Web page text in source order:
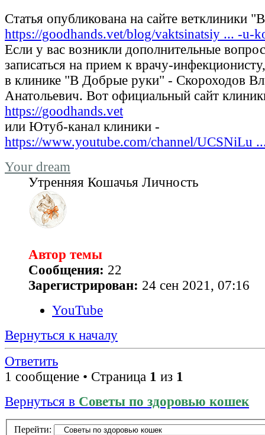
Статья опубликована на сайте ветклиники
https://goodhands.vet/blog/vaktsinatsiy ... -u-
Если у вас возникли дополнительные
записаться на прием к врачу-
в клинике "В Добрые руки" - Скороходов
Анатольевич. Вот официальный сайт
https://goodhands.vet
или Ютуб-канал клиники -
https://www.youtube.com/channel/UCSNiLu
Your dream
Утренняя Кошачья Личность
Автор темы
Сообщения: 22
Зарегистрирован: 24 сен 2021, 07:16
YouTube
Вернуться к началу
Ответить
1 сообщение • Страница 1 из 1
Вернуться в Советы по здоровью кошек
Перейти: